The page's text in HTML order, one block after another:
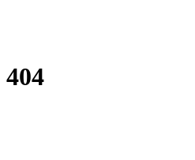
404